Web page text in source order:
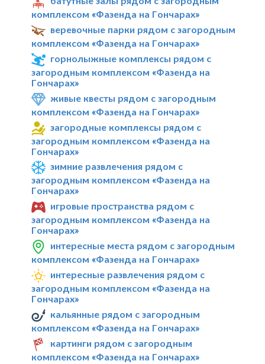
комплексом «Фазенда на Гончарах»
веревочные парки рядом с загородным
комплексом «Фазенда на Гончарах»
горнолыжные комплексы рядом с
загородным комплексом «Фазенда на
Гончарах»
живые квесты рядом с загородным
комплексом «Фазенда на Гончарах»
загородные комплексы рядом с
загородным комплексом «Фазенда на
Гончарах»
зимние развлечения рядом с
загородным комплексом «Фазенда на
Гончарах»
игровые пространства рядом с
загородным комплексом «Фазенда на
Гончарах»
интересные места рядом с загородным
комплексом «Фазенда на Гончарах»
интересные развлечения рядом с
загородным комплексом «Фазенда на
Гончарах»
кальянные рядом с загородным
комплексом «Фазенда на Гончарах»
картинги рядом с загородным
комплексом «Фазенда на Гончарах»